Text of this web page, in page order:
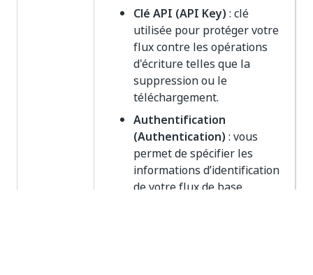
Clé API (API Key) : clé
utilisée pour protéger votre
flux contre les opérations
d'écriture telles que la
suppression ou le
téléchargement.
Authentification
(Authentication) : vous
permet de spécifier les
informations d’identification
de votre flux de base